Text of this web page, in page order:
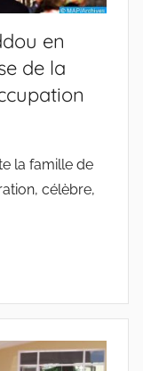
en
de la
la famille de
célèbre,